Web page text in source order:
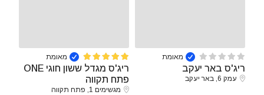
מאומת
ריג'ס באר יעקב
עמק 6, באר יעקב
מאומת
ריג'ס מגדל ששון חוגי ONE
פתח תקווה
מגשימים 1, פתח תקווה